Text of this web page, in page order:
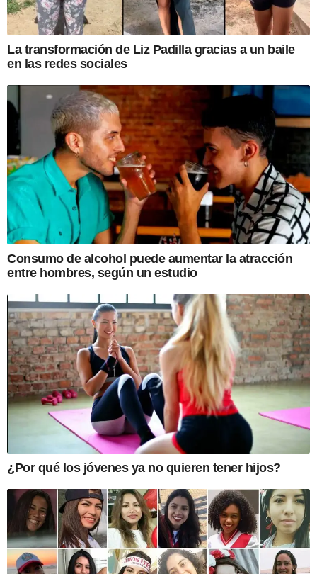
La transformación de Liz Padilla gracias a un baile
en las redes sociales
Consumo de alcohol puede aumentar la atracción
entre hombres, según un estudio
¿Por qué los jóvenes ya no quieren tener hijos?